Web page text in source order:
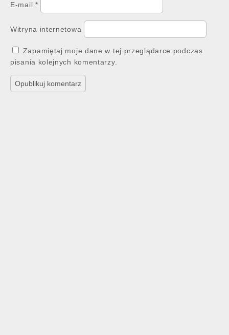
E-mail *
Witryna internetowa
Zapamiętaj moje dane w tej przeglądarce podczas
pisania kolejnych komentarzy.